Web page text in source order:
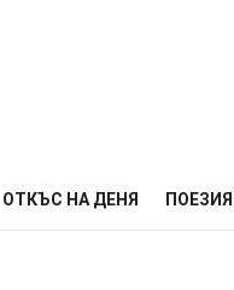
ОТКЪС НА ДЕНЯ ПОЕЗИЯ